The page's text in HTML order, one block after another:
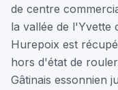
de centre
la vallée de l'Yvette
Hurepoix est
hors d'état de
Gâtinais essonnien